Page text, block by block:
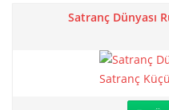
Satranç Dünyası